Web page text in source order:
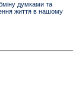
думками та
життя в нашому